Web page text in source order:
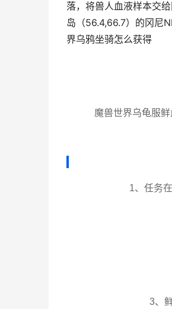
落，将兽人血液样本交
岛（56.4,66.7）的冈尼
界乌鸦坐骑怎么获得
魔兽世界乌龟服
1、任务
3、